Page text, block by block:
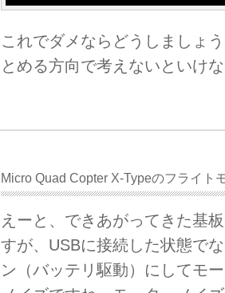
これでダメならどうしましょ
とめる方向で考えないといけ
Micro Quad Copter X-Typeのフライト
えーと、できあがってきた基
すが、USBに接続した状態で
ン（バッテリ駆動）にしてモ